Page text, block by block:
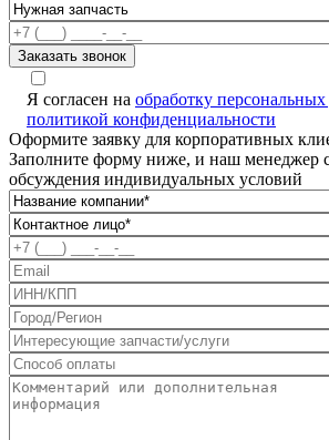
Я согласен на обработку
политикой конфиденциальности
Оформите заявку для корпоративных
Заполните форму ниже, и наш менеджер
обсуждения индивидуальных условий